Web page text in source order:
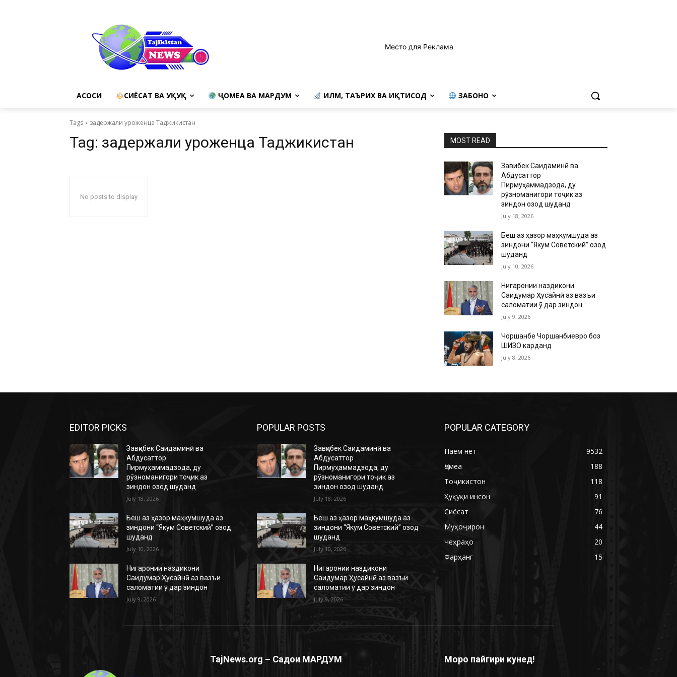
Место для Реклама
АСОСИ СИЁСАТ ВА ҲУҚУҚ ҶОМЕА ВА МАРДУМ ИЛМ, ТАЪРИХ ВА ИҚТИСОД ЗАБОНҲО
Tags задержали уроженца Таджикистан
Tag: задержали уроженца Таджикистан
No posts to display
MOST READ
Завқибек Саидаминӣ ва
Абдусаттор
Пирмуҳаммадзода, ду
рӯзноманигори тоҷик аз
зиндон озод шуданд
July 18, 2026
Беш аз ҳазор маҳкумшуда аз
зиндони “Якум Советский” озод
шуданд
July 10, 2026
Нигаронии наздикони
Саидумар Ҳусайнӣ аз вазъи
саломатии ӯ дар зиндон
July 9, 2026
Чоршанбе Чоршанбиевро боз
ШИЗО карданд
July 8, 2026
EDITOR PICKS
Завқибек Саидаминӣ ва
Абдусаттор
Пирмуҳаммадзода, ду
рӯзноманигори тоҷик аз
зиндон озод шуданд
July 18, 2026
Беш аз ҳазор маҳкумшуда аз
зиндони “Якум Советский” озод
шуданд
July 10, 2026
Нигаронии наздикони
Саидумар Ҳусайнӣ аз вазъи
саломатии ӯ дар зиндон
July 9, 2026
POPULAR POSTS
Завқибек Саидаминӣ ва
Абдусаттор
Пирмуҳаммадзода, ду
рӯзноманигори тоҷик аз
зиндон озод шуданд
July 18, 2026
Беш аз ҳазор маҳкумшуда аз
зиндони “Якум Советский” озод
шуданд
July 10, 2026
Нигаронии наздикони
Саидумар Ҳусайнӣ аз вазъи
саломатии ӯ дар зиндон
July 9, 2026
POPULAR CATEGORY
Паём нет
9532
Ҷомеа
188
Тоҷикистон
118
Ҳуқуқи инсон
91
Сиёсат
76
Муҳоҷирон
44
Чеҳраҳо
20
Фарҳанг
15
TajNews.org – Садои МАРДУМ Моро пайгири кунед!